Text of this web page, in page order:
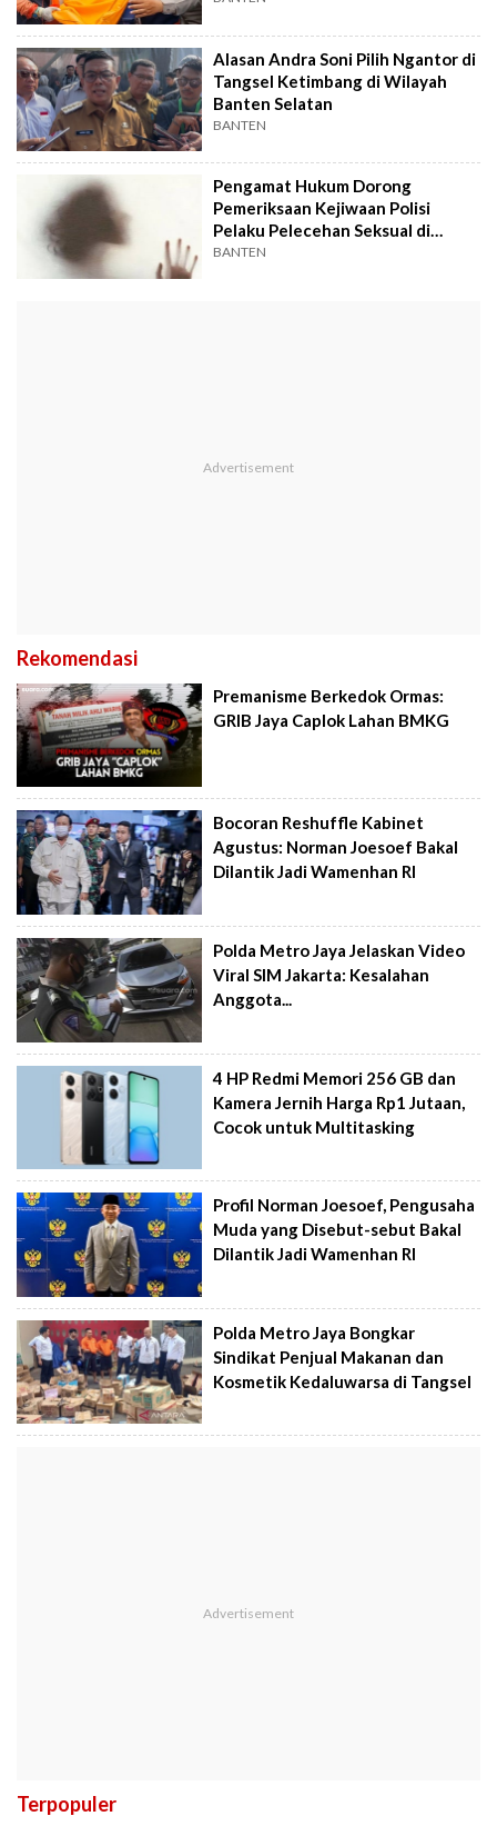
Alasan Andra Soni Pilih Ngantor di
Tangsel Ketimbang di Wilayah
Banten Selatan
BANTEN
Pengamat Hukum Dorong
Pemeriksaan Kejiwaan Polisi
Pelaku Pelecehan Seksual di
Tangsel
BANTEN
Rekomendasi
Premanisme Berkedok Ormas:
GRIB Jaya Caplok Lahan BMKG
Bocoran Reshuffle Kabinet
Agustus: Norman Joesoef Bakal
Dilantik Jadi Wamenhan RI
Polda Metro Jaya Jelaskan Video
Viral SIM Jakarta: Kesalahan
Anggota...
4 HP Redmi Memori 256 GB dan
Kamera Jernih Harga Rp1 Jutaan,
Cocok untuk Multitasking
Profil Norman Joesoef, Pengusaha
Muda yang Disebut-sebut Bakal
Dilantik Jadi Wamenhan RI
Polda Metro Jaya Bongkar
Sindikat Penjual Makanan dan
Kosmetik Kedaluwarsa di Tangsel
Terpopuler